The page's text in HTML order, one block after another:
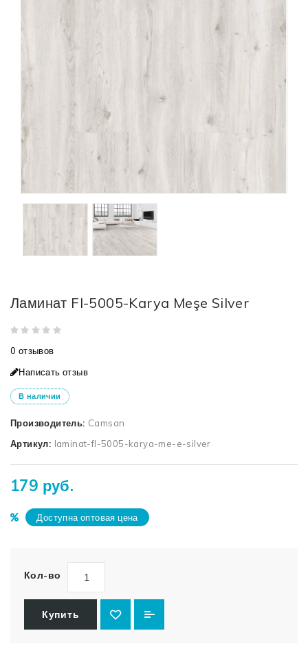
Ламинат Fl-5005-Karya Meşe Silver
0 отзывов
Написать отзыв
В наличии
Производитель: Camsan
Артикул: laminat-fl-5005-karya-me-e-silver
179 руб.
Доступна оптовая цена
Кол-во
Купить